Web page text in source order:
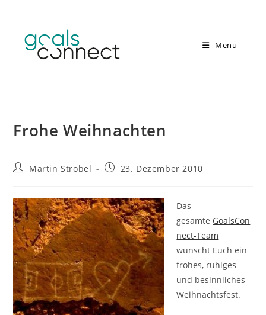
springen
Menü
Frohe Weihnachten
Beitrags-
Martin Strobel
Beitrag23. Dezember 2010
Das
gesamte GoalsCon
nect-Team
wünscht Euch ein
frohes, ruhiges
und besinnliches
Weihnachtsfest.